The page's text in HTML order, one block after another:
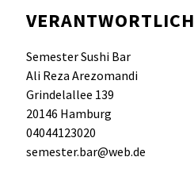
VERANTWORTLICH
Semester Sushi Bar
Ali Reza Arezomandi
Grindelallee 139
20146 Hamburg
04044123020
semester.bar@web.de